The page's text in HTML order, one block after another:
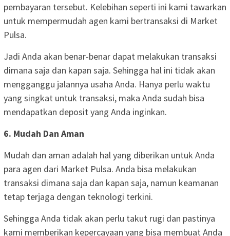
pembayaran tersebut. Kelebihan seperti ini kami tawarkan
untuk mempermudah agen kami bertransaksi di Market
Pulsa.
Jadi Anda akan benar-benar dapat melakukan transaksi
dimana saja dan kapan saja. Sehingga hal ini tidak akan
mengganggu jalannya usaha Anda. Hanya perlu waktu
yang singkat untuk transaksi, maka Anda sudah bisa
mendapatkan deposit yang Anda inginkan.
6. Mudah Dan Aman
Mudah dan aman adalah hal yang diberikan untuk Anda
para agen dari Market Pulsa. Anda bisa melakukan
transaksi dimana saja dan kapan saja, namun keamanan
tetap terjaga dengan teknologi terkini.
Sehingga Anda tidak akan perlu takut rugi dan pastinya
kami memberikan kepercayaan yang bisa membuat Anda